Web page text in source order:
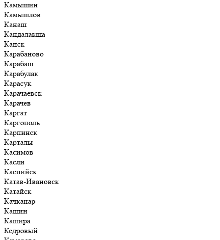
Камышин
Камышлов
Канаш
Кандалакша
Канск
Карабаново
Карабаш
Карабулак
Карасук
Карачаевск
Карачев
Каргат
Каргополь
Карпинск
Карталы
Касимов
Касли
Каспийск
Катав-Ивановск
Катайск
Качканар
Кашин
Кашира
Кедровый